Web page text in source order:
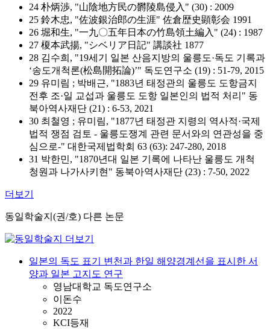
24 朴炳渉, "山陰地方民の欝陵島侵入" (30) : 2009
25 鈴木忠, "佐波銀治郎の生涯" 佐倉歴史顕彰会 1991
26 堀和生, "一九〇五年日本の竹島領土編入" (24) : 1987
27 榎本武揚, "シベリア日記" 講談社 1877
28 김수희, "19세기 일본 산음지방의 울릉도·독도 기록과
‘송도개척론(松島開拓論)’" 독도연구소 (19) : 51-79, 2015
29 유미림 ; 박배근, "1883년 태정관의 울릉도 도항금지
전후 조·일 교섭과 울릉도 도항 일본인의 법적 처리" 동
북아역사재단 (21) : 6-53, 2021
30 최철영 ; 유미림, "1877년 태정관 지령의 역사적·국제
법적 쟁점 검토 - 울릉도쟁계 관련 문서와의 연관성을 중
심으로-" 대한국제법학회 63 (63): 247-280, 2018
31 박한민, "1870년대 일본 기록에 나타난 울릉도 개척
청원과 나가사키현" 동북아역사재단 (23) : 7-50, 2022
더보기
동일학술지(권/호) 다른 논문
일본의 독도 표기 변천과 한일 해양경계선을 표시한 서
양과 일본 고지도 연구
영남대학교 독도연구소
이돈수
2022
KCI등재